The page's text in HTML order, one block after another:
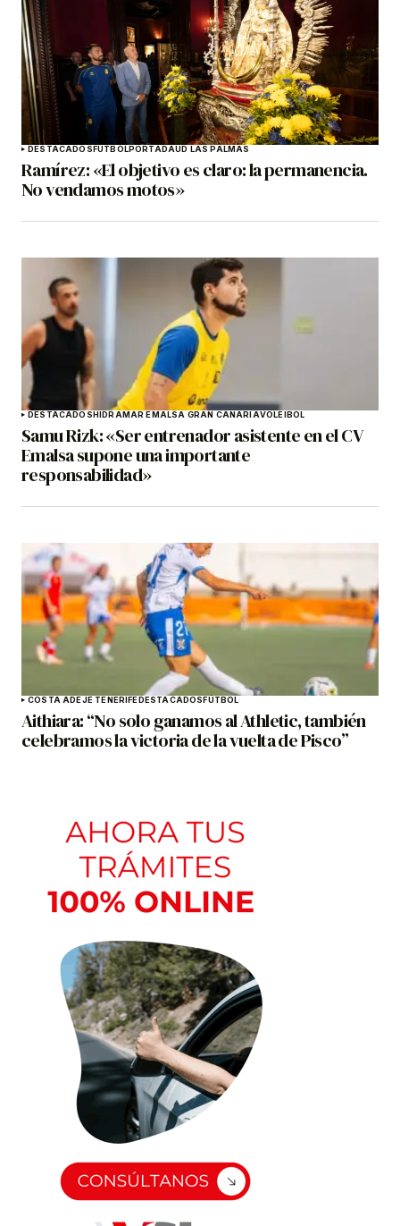
DESTACADOSFÚTBOLPORTADAUD LAS PALMAS
Ramírez: «El objetivo es claro: la permanencia.
No vendamos motos»
DESTACADOSHIDRAMAR EMALSA GRAN CANARIAVOLEIBOL
Samu Rizk: «Ser entrenador asistente en el CV
Emalsa supone una importante
responsabilidad»
COSTA ADEJE TENERIFEDESTACADOSFÚTBOL
Aithiara: “No solo ganamos al Athletic, también
celebramos la victoria de la vuelta de Pisco”